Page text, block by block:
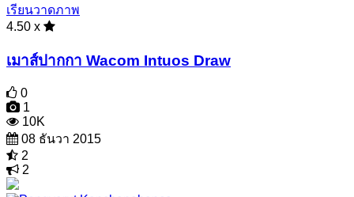
เรียนวาดภาพ
4.50 x
เมาส์ปากกา Wacom Intuos Draw
0
1
10K
08 ธันวา 2015
2
2